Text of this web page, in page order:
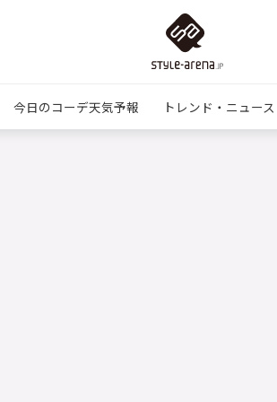
今日のコーデ天気予報 トレンド・ニュース